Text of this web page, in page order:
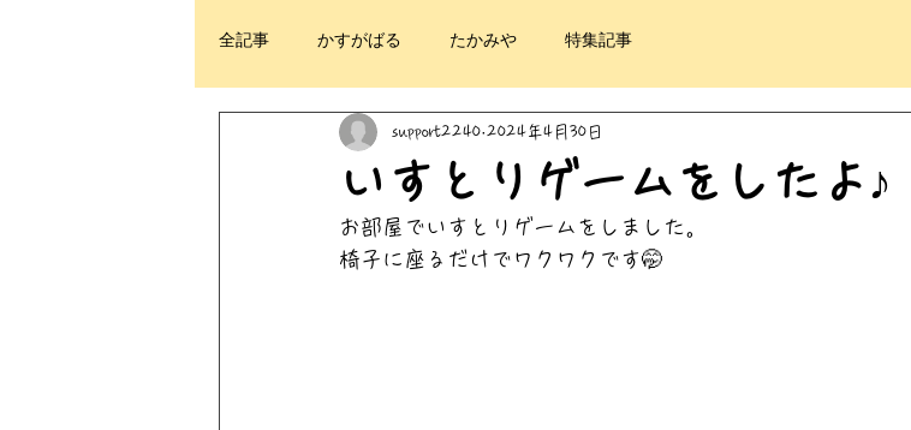
全記事 かすがばる たかみや 特集記事
いすとりゲームをしたよ♪
support2240 2024年4月30日
お部屋でいすとりゲームをしました。
椅子に座るだけでワクワクです🤭